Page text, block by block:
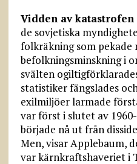
Vidden av katastrofen
de sovjetiska
folkräkning som pekade
befolkningsminskning i
svälten
statistiker fängslades
exilmiljöer larmade
var först i slutet av
började nå ut från
Men, visar Applebaum,
var kärnkraftshaveriet i